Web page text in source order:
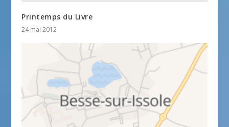
Printemps du Livre
24 mai 2012